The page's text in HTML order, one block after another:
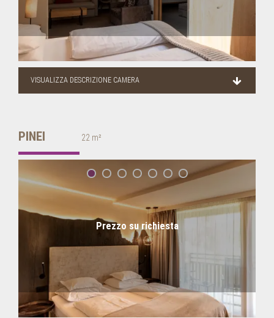
VISUALIZZA DESCRIZIONE CAMERA
PINEI 22 m²
Prezzo su richiesta